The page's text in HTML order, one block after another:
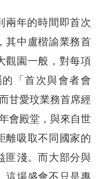
兩年的時間即首次
其中盧楷諭業務首
觀園一般，對每項
「首次與會者會
甘愛玟業務首席經
會殿堂，與來自世
離吸取不同國家的
匪淺。而大部分與
這場盛會不只是專